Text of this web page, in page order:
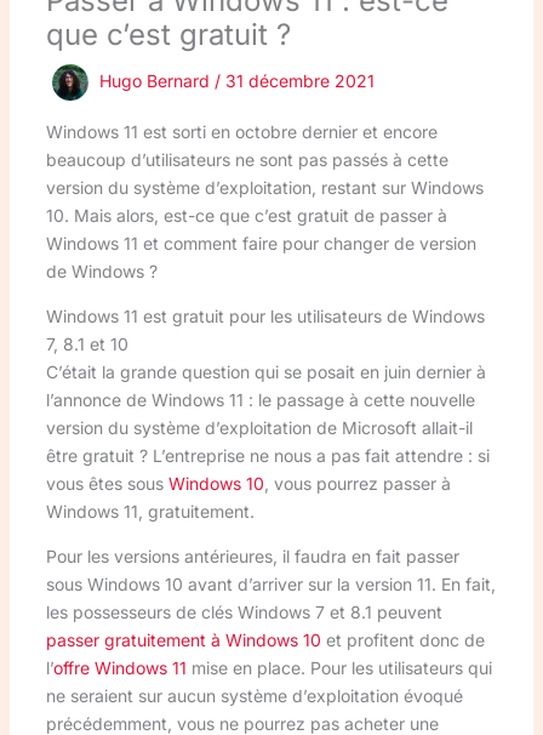
que c’est gratuit ?
Hugo Bernard / 31 décembre 2021
Windows 11 est sorti en octobre dernier et encore
beaucoup d’utilisateurs ne sont pas passés à cette
version du système d’exploitation, restant sur Windows
10. Mais alors, est-ce que c’est gratuit de passer à
Windows 11 et comment faire pour changer de version
de Windows ?
Windows 11 est gratuit pour les utilisateurs de Windows
7, 8.1 et 10
C’était la grande question qui se posait en juin dernier à
l’annonce de Windows 11 : le passage à cette nouvelle
version du système d’exploitation de Microsoft allait-il
être gratuit ? L’entreprise ne nous a pas fait attendre : si
vous êtes sous Windows 10 , vous pourrez passer à
Windows 11, gratuitement.
Pour les versions antérieures, il faudra en fait passer
sous Windows 10 avant d’arriver sur la version 11. En fait,
les possesseurs de clés Windows 7 et 8.1 peuvent
passer gratuitement à Windows 10 et profitent donc de
l’offre Windows 11 mise en place. Pour les utilisateurs qui
ne seraient sur aucun système d’exploitation évoqué
précédemment, vous ne pourrez pas acheter une